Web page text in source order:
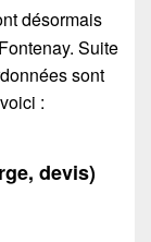
désormais
Suite
sont
:
devis)